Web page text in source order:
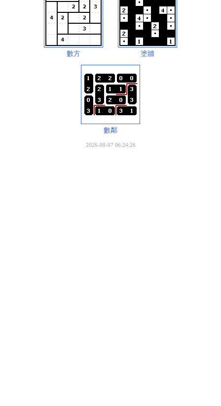
數方 塗牆
數鄰
2026-08-07 06:24:26